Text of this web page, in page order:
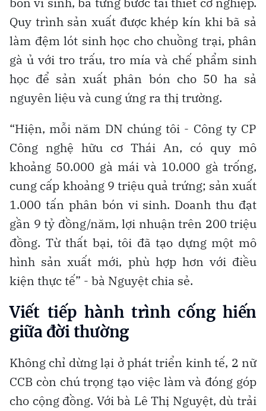
Quy trình sản xuất được khép kín khi bã sả
làm đệm lót sinh học cho chuồng trại, phân
gà ủ với tro trấu, tro mía và chế phẩm sinh
học để sản xuất phân bón cho 50 ha sả
nguyên liệu và cung ứng ra thị trường.
“Hiện, mỗi năm DN chúng tôi - Công ty CP
Công nghệ hữu cơ Thái An, có quy mô
khoảng 50.000 gà mái và 10.000 gà trống,
cung cấp khoảng 9 triệu quả trứng; sản xuất
1.000 tấn phân bón vi sinh. Doanh thu đạt
gần 9 tỷ đồng/năm, lợi nhuận trên 200 triệu
đồng. Từ thất bại, tôi đã tạo dựng một mô
hình sản xuất mới, phù hợp hơn với điều
kiện thực tế” - bà Nguyệt chia sẻ.
Viết tiếp hành trình cống hiến
giữa đời thường
Không chỉ dừng lại ở phát triển kinh tế, 2 nữ
CCB còn chú trọng tạo việc làm và đóng góp
cho cộng đồng. Với bà Lê Thị Nguyệt, dù trải